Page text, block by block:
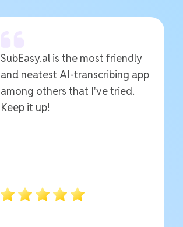
SubEasy.al is the most friendly
and neatest AI-transcribing app
among others that I've tried.
Keep it up!